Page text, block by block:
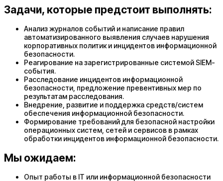
Задачи, которые предстоит выполнять:
Анализ журналов событий и написание правил
автоматизированного выявления случаев нарушения
корпоративных политик и инцидентов информационной
безопасности.
Реагирование на зарегистрированные системой SIEM-
события.
Расследование инцидентов информационной
безопасности, предложение превентивных мер по
результатам расследования.
Внедрение, развитие и поддержка средств/систем
обеспечения информационной безопасности.
Формирование требований для безопасной настройки
операционных систем, сетей и сервисов в рамках
обработки инцидентов информационной безопасности.
Мы ожидаем:
Опыт работы в IT или информационной безопасности